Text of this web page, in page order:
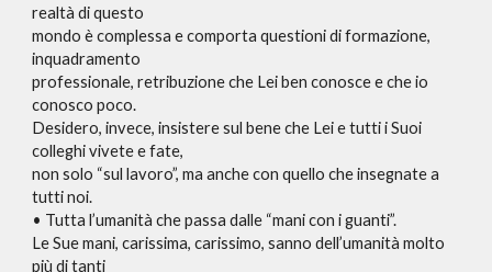
realtà di questo
mondo è complessa e comporta questioni di formazione,
inquadramento
professionale, retribuzione che Lei ben conosce e che io
conosco poco.
Desidero, invece, insistere sul bene che Lei e tutti i Suoi
colleghi vivete e fate,
non solo “sul lavoro”, ma anche con quello che insegnate a
tutti noi.
• Tutta l’umanità che passa dalle “mani con i guanti”.
Le Sue mani, carissima, carissimo, sanno dell’umanità molto
più di tanti